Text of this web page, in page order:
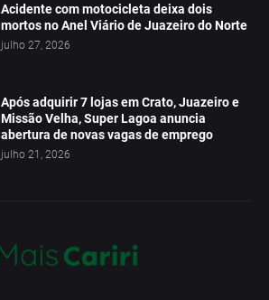
Acidente com motocicleta deixa dois
mortos no Anel Viário de Juazeiro do Norte
julho 27, 2026
Após adquirir 7 lojas em Crato, Juazeiro e
Missão Velha, Super Lagoa anuncia
abertura de novas vagas de emprego
julho 21, 2026